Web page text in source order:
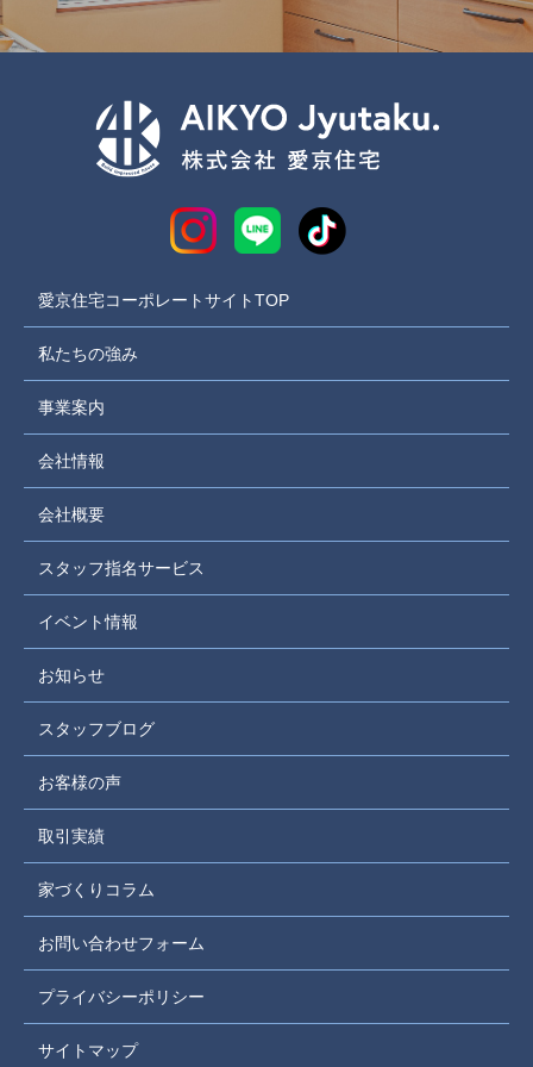
愛京住宅コーポレートサイトTOP
私たちの強み
事業案内
会社情報
会社概要
スタッフ指名サービス
イベント情報
お知らせ
スタッフブログ
お客様の声
取引実績
家づくりコラム
お問い合わせフォーム
プライバシーポリシー
サイトマップ